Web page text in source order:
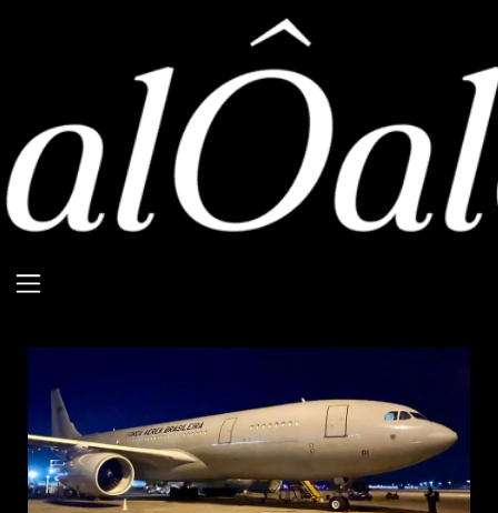
‘Raízes do Cedro’:
Quarto voo com 211
repatriados do
Líbano chega ao
Brasil